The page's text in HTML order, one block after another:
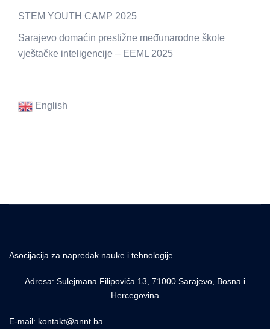
STEM YOUTH CAMP 2025
Sarajevo domaćin prestižne međunarodne škole
vještačke inteligencije – EEML 2025
English
Asocijacija za napredak nauke i tehnologije
Adresa: Sulejmana Filipovića 13, 71000 Sarajevo, Bosna i
Hercegovina
E-mail: kontakt@annt.ba